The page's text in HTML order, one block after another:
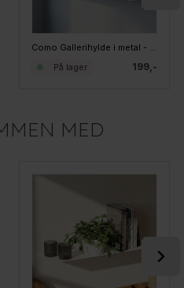
Como Gallerihylde i metal - 60 cm. - Hvid
199,-
På lager
MED